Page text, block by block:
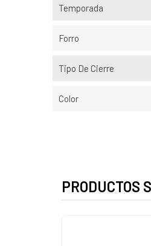
Temporada
Forro
Tipo De Cierre
Color
PRODUCTOS